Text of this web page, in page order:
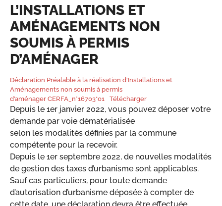
L’INSTALLATIONS ET
AMÉNAGEMENTS NON
SOUMIS À PERMIS
D’AMÉNAGER
Déclaration Préalable à la réalisation d’Installations et
Aménagements non soumis à permis
d’aménager CERFA_n°16703*01
Télécharger
Depuis le 1er janvier 2022, vous pouvez déposer votre
demande par voie dématérialisée
selon les modalités définies par la commune
compétente pour la recevoir.
Depuis le 1er septembre 2022, de nouvelles modalités
de gestion des taxes d’urbanisme sont applicables.
Sauf cas particuliers, pour toute demande
d’autorisation d’urbanisme déposée à compter de